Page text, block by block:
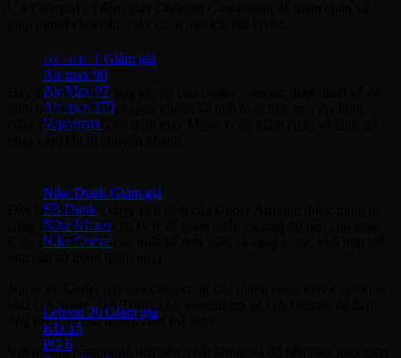
Air max 1
Air max 90
Air Max 97
Air max 270
Vapormax
Nike Dunk
SB Dunk
Nike Blazer
Nike Cortez
Lebron 20
KD 15
PG 6
UA Micro G:
Đây là dòng giày chạy tốc độ của Under Armour, được thiết kế để
giúp người chơi di chuyển nhanh và linh hoạt trên mọi địa hình.
Giày UA Micro G có đệm giày Micro G để giảm chấn và tăng độ
Đây là dòng giày chạy mới nhất của Under Armour, được trang bị
công nghệ đệm 3D HOVR để giảm chấn và tăng độ bền cho giày.
Giày UA Flow còn có thiết kế đơn giản và sang trọng, phù hợp với
như UA Sonic, UA Thrill, UA Speedform và UA Gemini để đáp
ứng nhu cầu của người chơi thể thao.
Với những công nghệ tiên tiến, chất lượng và độ bền cao, giày chạy